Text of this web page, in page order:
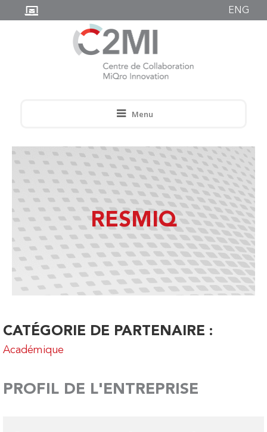
ENG
Menu
RESMIQ
CATÉGORIE DE PARTENAIRE :
Académique
PROFIL DE L'ENTREPRISE